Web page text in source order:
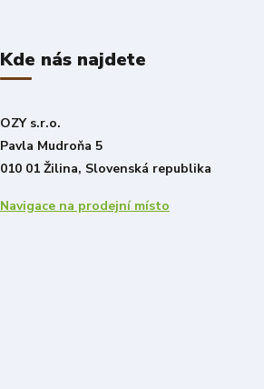
Kde nás najdete
OZY s.r.o.
Pavla Mudroňa 5
010 01 Žilina, Slovenská republika
Navigace na prodejní místo